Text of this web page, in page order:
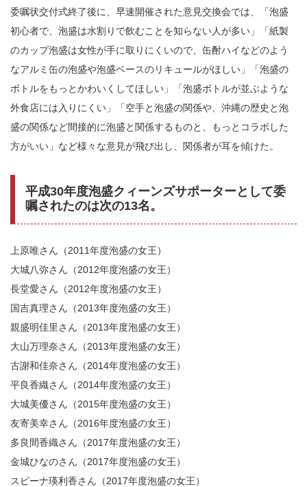
委嘱状交付式終了後に、早速開催された意見交換会では、「泡盛
初心者で、泡盛は水割りで飲むことを知らない人が多い」「紙製
のカップ泡盛は女性が手に取りにくいので、缶酎ハイなどのよう
なアルミ缶の泡盛や泡盛ベースのリキュールがほしい」「泡盛の
ボトルをもっとかわいくしてほしい」「泡盛ボトルが並ぶような
外食店には入りにくい」「空手と泡盛の関係や、沖縄の歴史と泡
盛の関係など間接的に泡盛と関係するものと、もっとコラボした
方がいい」など様々な意見が飛び出し、関係者が耳を傾けた。
平成30年度泡盛クィーンズサポーターとして委
嘱されたのは次の13名。
上原唯さん（2011年度泡盛の女王）
大城八弥さん（2012年度泡盛の女王）
長堂愛さん（2012年度泡盛の女王）
国吉真理さん（2013年度泡盛の女王）
親盛明佳里さん（2013年度泡盛の女王）
大山万理奈さん（2013年度泡盛の女王）
古謝和佳奈さん（2014年度泡盛の女王）
平良香織さん（2014年度泡盛の女王）
大城美優さん（2015年度泡盛の女王）
友寄美幸さん（2016年度泡盛の女王）
多良間香織さん（2017年度泡盛の女王）
金城ひなのさん（2017年度泡盛の女王）
スピーナ瑛利香さん（2017年度泡盛の女王）